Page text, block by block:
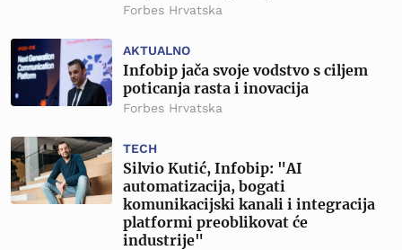
Forbes Hrvatska
AKTUALNO
Infobip jača svoje vodstvo s ciljem
poticanja rasta i inovacija
Forbes Hrvatska
TECH
Silvio Kutić, Infobip: "AI
automatizacija, bogati
komunikacijski kanali i integracija
platformi preoblikovat će
industrije"